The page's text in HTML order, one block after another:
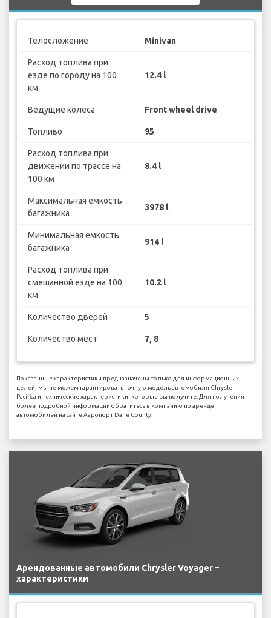
Телосложение Minivan
Расход топлива при
езде по городу на 100
км
12.4 l
Ведущие колеса Front wheel drive
Топливо 95
Расход топлива при
движении по трассе на
100 км
8.4 l
Максимальная емкость
багажника
3978 l
Минимальная емкость
багажника
914 l
Расход топлива при
смешанной езде на 100
км
10.2 l
Количество дверей 5
Количество мест 7, 8
Показанные характеристики предназначены только для информационных
целей, мы не можем гарантировать точную модель автомобиля Chrysler
Pacifica и технические характеристики, которые вы получите. Для получения
более подробной информации обратитесь в компанию по аренде
автомобилей на сайте Аэропорт Dane County.
Арендованные автомобили Chrysler Voyager –
характеристики